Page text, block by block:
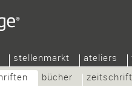
stellenmarkt ateliers
bücher